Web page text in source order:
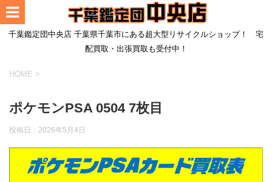
千葉鑑定団中央店 千葉県千葉市にある超大型リサイクルショップ！ 宅
配買取・出張買取も受付中！
HOME >
ポケモンPSA 0504 7枚目
投稿日： 2026年5月4日